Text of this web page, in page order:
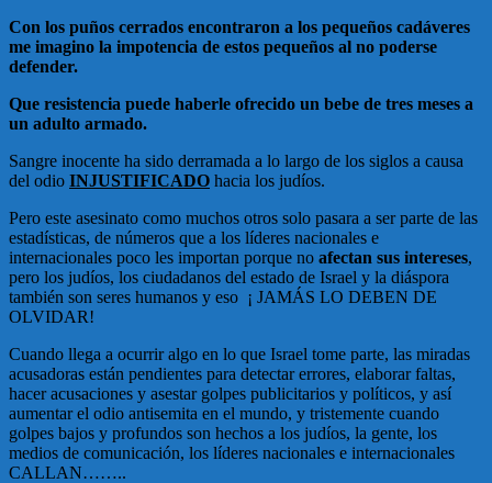
Con los puños cerrados encontraron a los pequeños cadáveres
me imagino la impotencia de estos pequeños al no poderse
defender.
Que resistencia puede haberle ofrecido un bebe de tres meses a
un adulto armado.
Sangre inocente ha sido derramada a lo largo de los siglos a causa
del odio INJUSTIFICADO hacia los judíos.
Pero este asesinato como muchos otros solo pasara a ser parte de las
estadísticas, de números que a los líderes nacionales e
internacionales poco les importan porque no afectan sus intereses,
pero los judíos, los ciudadanos del estado de Israel y la diáspora
también son seres humanos y eso ¡ JAMÁS LO DEBEN DE
OLVIDAR!
Cuando llega a ocurrir algo en lo que Israel tome parte, las miradas
acusadoras están pendientes para detectar errores, elaborar faltas,
hacer acusaciones y asestar golpes publicitarios y políticos, y así
aumentar el odio antisemita en el mundo, y tristemente cuando
golpes bajos y profundos son hechos a los judíos, la gente, los
medios de comunicación, los líderes nacionales e internacionales
CALLAN……..